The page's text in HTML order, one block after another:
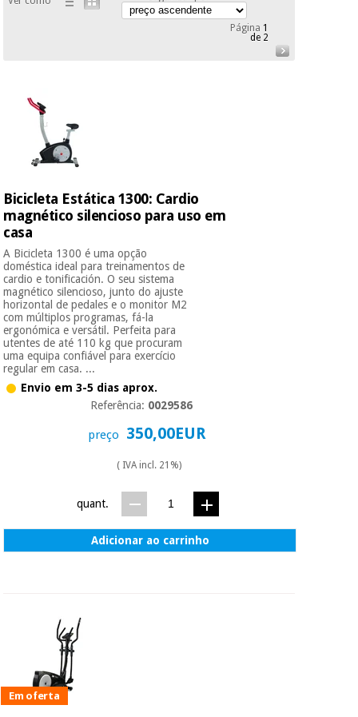
Novidades
Outlet
Fisaude
Tech
Academy
Fisaude
Aluguer
Mobiliário
clínico
Gabinetes
terapêuticos
Material de
proteção
essencial
para
coronavirus
Aerobic,
fitness
e
pilates
Desportos
Ofertas
Outlet
Fisaude
Tech
Academy
Fisaude
Aluguer
Medicina
tradicional
Mobiliário
clínico
Gabinetes
terapêuticos
Material de
proteção
essencial
para
coronavirus
Desportos
Veterinária
Ortopedia
Página 1
de 2
Bicicleta Estática 1300: Cardio
magnético silencioso para uso em
casa
A Bicicleta 1300 é uma opção
doméstica ideal para treinamentos de
cardio e tonificación. O seu sistema
magnético silencioso, junto do ajuste
horizontal de pedales e o monitor M2
com múltiplos programas, fá-la
ergonómica e versátil. Perfeita para
utentes de até 110 kg que procuram
uma equipa confiável para exercício
regular em casa. ...
Envio em 3-5 dias aprox.
Referência: 0029586
preço 350,00EUR
( IVA incl. 21%)
quant.
Adicionar ao carrinho
Em oferta